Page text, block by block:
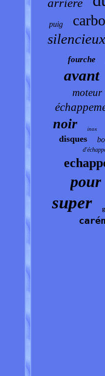
arrière
puig
silencieux
fourche
avant
moteur
noir inox
disques
pour
super